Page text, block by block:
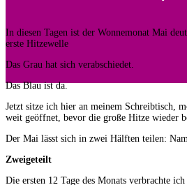
In diesen Tagen ist der Wonnemonat Mai
erste Hitzewelle
Das Grau hat sich verabschiedet.
Das Blau ist da.
Jetzt sitze ich hier an meinem Schreibtisch,
weit geöffnet, bevor die große Hitze wieder
Der Mai lässt sich in zwei Hälften teilen:
Zweigeteilt
Die ersten 12 Tage des Monats verbrachte